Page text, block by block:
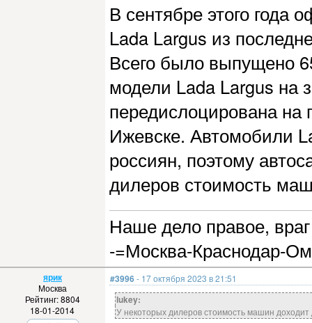
В сентябре этого
Lada Largus из
Всего было выпущено
модели Lada Largus на
передислоцирована
Ижевске. Автомобили
россиян, поэтому
дилеров стоимость
Наше дело правое,
-=Москва-Краснодар-
ярик
Москва
Рейтинг: 8804
18-01-2014
#3996- 17 октября 2023 в 21:51
lukey:
У некоторых дилеров стоимость машин